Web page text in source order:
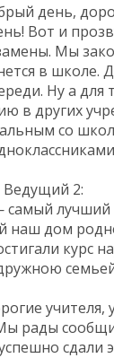
день,
Вот и
Мы
в школе.
Ну а для
в других
со
Ведущий 2:
лучший
наш дом
курс
учителя,
рады
сдали